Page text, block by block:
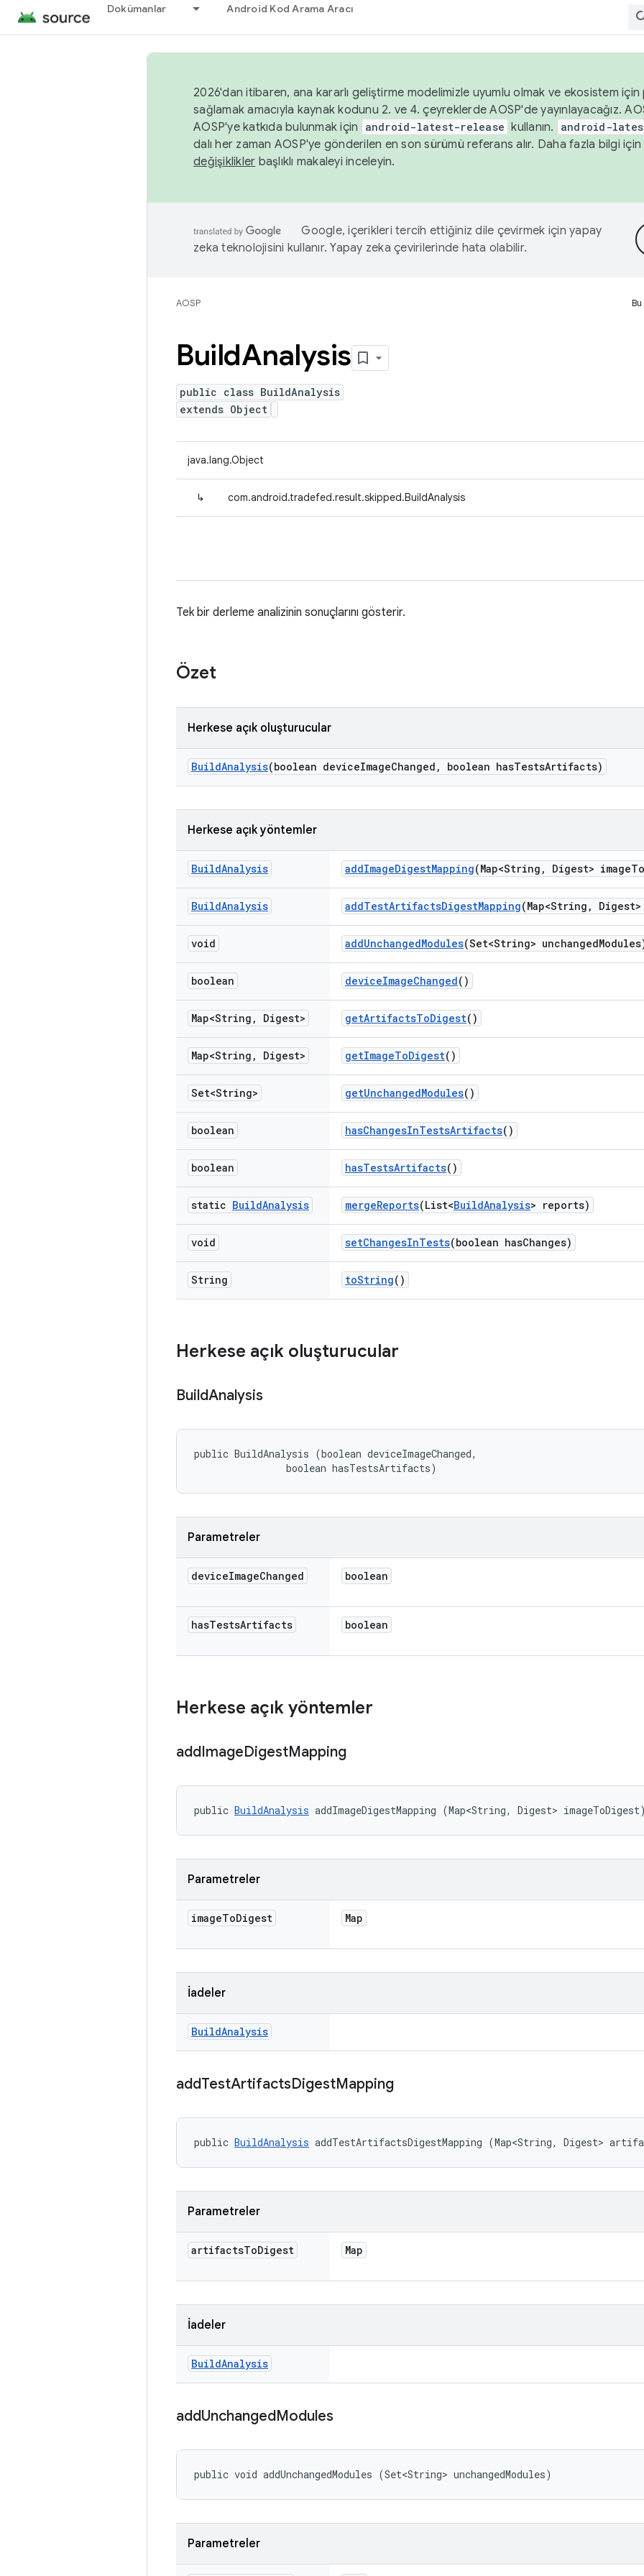
Dokümanlar Android Kod Arama Aracı
2026'dan itibaren, ana kararlı geliştirme modelimizle uyumlu olmak ve ekosistem için
sağlamak amacıyla kaynak kodunu 2. ve 4. çeyreklerde AOSP'de yayınlayacağız.
AOSP'ye katkıda bulunmak için
android-latest-release kullanın. android-
dalı her zaman AOSP'ye gönderilen en son sürümü referans alır. Daha fazla bilgi için
değişiklikler başlıklı makaleyi inceleyin.
Google, içerikleri tercih ettiğiniz dile çevirmek için yapay
zeka teknolojisini kullanır. Yapay zeka çevirilerinde hata olabilir.
AOSP
BuildAnalysis
public class BuildAnalysis
extends Object
java.lang.Object
↳ com.android.tradefed.result.skipped.BuildAnalysis
Tek bir derleme analizinin sonuçlarını gösterir.
Özet
Herkese açık oluşturucular
BuildAnalysis(boolean deviceImageChanged , boolean hasTestsArtifacts)
Herkese açık yöntemler
BuildAnalysis addImageDigestMapping(Map<String , Digest> imageTo
BuildAnalysis addTestArtifactsDigestMapping(Map<String ,
void addUnchangedModules(Set<String> unchanged
boolean deviceImageChanged()
Map<String , Digest> getArtifactsToDigest()
Map<String , Digest> getImageToDigest()
Set<String> getUnchangedModules()
boolean hasChangesInTestsArtifacts()
boolean hasTestsArtifacts()
static BuildAnalysis mergeReports(List<BuildAnalysis> reports)
void setChangesInTests(boolean hasChanges)
String toString()
Herkese açık oluşturucular
BuildAnalysis
public BuildAnalysis (boolean deviceImageChanged,
                boolean hasTestsArtifacts)
Parametreler
deviceImageChanged boolean
hasTestsArtifacts boolean
Herkese açık yöntemler
addImageDigestMapping
public BuildAnalysis addImageDigestMapping (Map<String, Digest>
Parametreler
imageToDigest Map
İadeler
BuildAnalysis
addTestArtifactsDigestMapping
public BuildAnalysis addTestArtifactsDigestMapping (Map<String, Digest>
Parametreler
artifactsToDigest Map
İadeler
BuildAnalysis
addUnchangedModules
public void addUnchangedModules (Set<String> unchangedModules)
Parametreler